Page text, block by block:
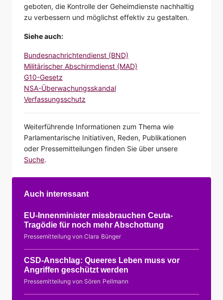
geboten, die Kontrolle der Geheimdienste nachhaltig
zu verbessern und möglichst effektiv zu gestalten.
Siehe auch:
Bundesnachrichtendienst (BND)
Militärischer Abschirmdienst (MAD)
G10-Gesetz
NSA-Überwachungsskandal
Verfassungsschutz
Weiterführende Informationen zum Thema wie
Parlamentarische Initiativen, Reden, Publikationen
oder Pressemitteilungen finden Sie über unsere
Suche.
Auch interessant
EU-Innenminister missbrauchen Ceuta-
Tragödie für noch mehr Abschottung
Pressemitteilung von Clara Bünger
CSD-Anschlag: Queeres Leben muss vor
Angriffen geschützt werden
Pressemitteilung von Sören Pellmann